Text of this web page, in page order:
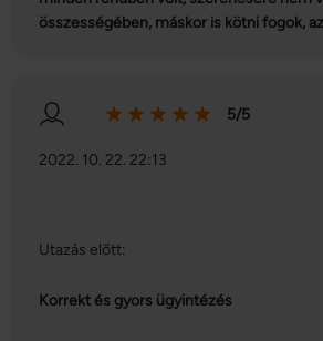
összességében, máskor is kötni fogok,
5/5
2022. 10. 22. 22:13
Utazás előtt:
Korrekt és gyors ügyintézés